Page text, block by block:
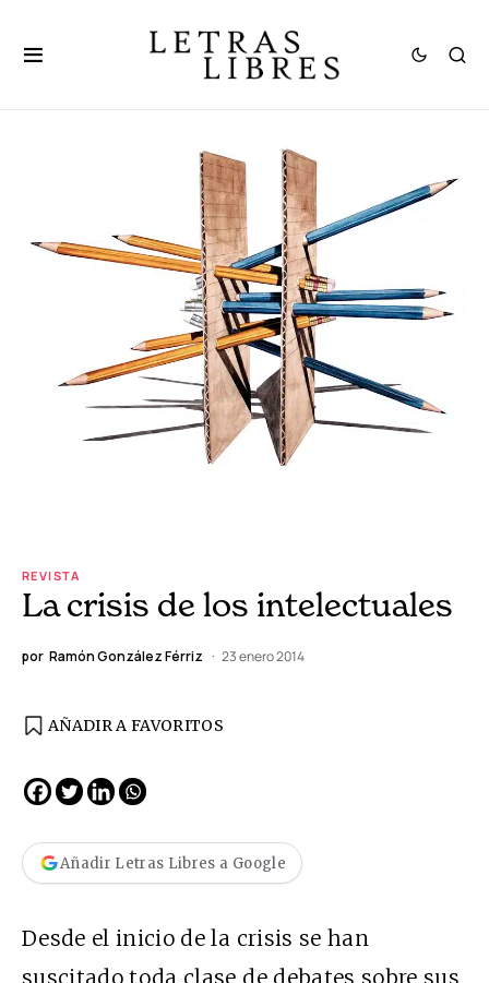
REVISTA
La crisis de los intelectuales
por Ramón González Férriz 23 enero 2014
AÑADIR A FAVORITOS
Añadir Letras Libres a Google
Desde el inicio de la crisis se han